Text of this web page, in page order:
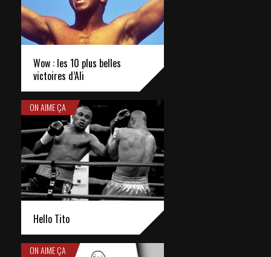
Wow : les 10 plus belles
victoires d’Ali
ON AIME ÇA
Hello Tito
ON AIME ÇA